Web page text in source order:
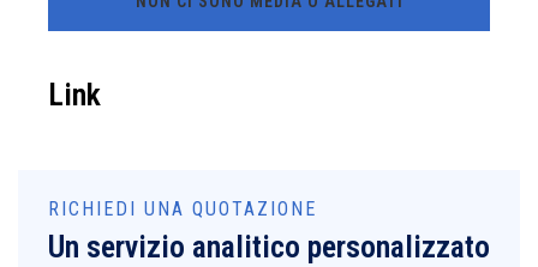
Link
RICHIEDI UNA QUOTAZIONE
Un servizio analitico personalizzato